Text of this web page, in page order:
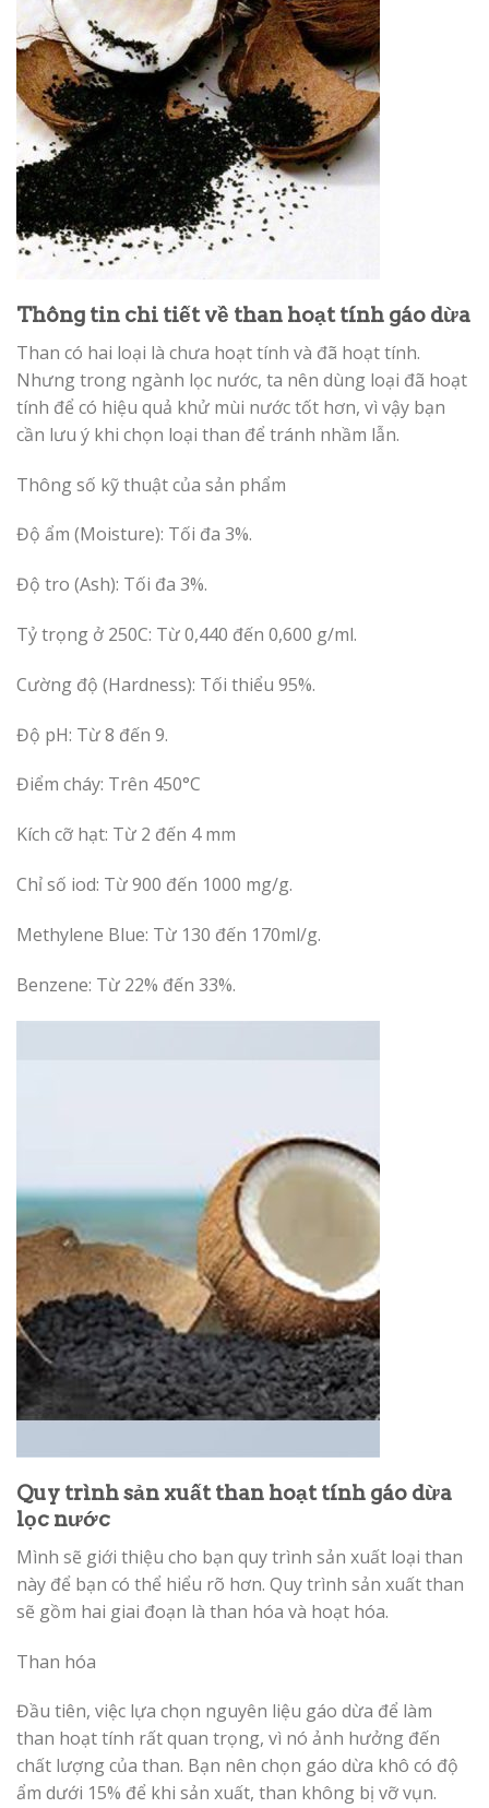
Thông tin chi tiết về than hoạt tính gáo dừa
Than có hai loại là chưa hoạt tính và đã hoạt tính.
Nhưng trong ngành lọc nước, ta nên dùng loại đã hoạt
tính để có hiệu quả khử mùi nước tốt hơn, vì vậy bạn
cần lưu ý khi chọn loại than để tránh nhầm lẫn.
Thông số kỹ thuật của sản phẩm
Độ ẩm (Moisture): Tối đa 3%.
Độ tro (Ash): Tối đa 3%.
Tỷ trọng ở 250C: Từ 0,440 đến 0,600 g/ml.
Cường độ (Hardness): Tối thiểu 95%.
Độ pH: Từ 8 đến 9.
Điểm cháy: Trên 450°C
Kích cỡ hạt: Từ 2 đến 4 mm
Chỉ số iod: Từ 900 đến 1000 mg/g.
Methylene Blue: Từ 130 đến 170ml/g.
Benzene: Từ 22% đến 33%.
Quy trình sản xuất than hoạt tính gáo dừa
lọc nước
Mình sẽ giới thiệu cho bạn quy trình sản xuất loại than
này để bạn có thể hiểu rõ hơn. Quy trình sản xuất than
sẽ gồm hai giai đoạn là than hóa và hoạt hóa.
Than hóa
Đầu tiên, việc lựa chọn nguyên liệu gáo dừa để làm
than hoạt tính rất quan trọng, vì nó ảnh hưởng đến
chất lượng của than. Bạn nên chọn gáo dừa khô có độ
ẩm dưới 15% để khi sản xuất, than không bị vỡ vụn.